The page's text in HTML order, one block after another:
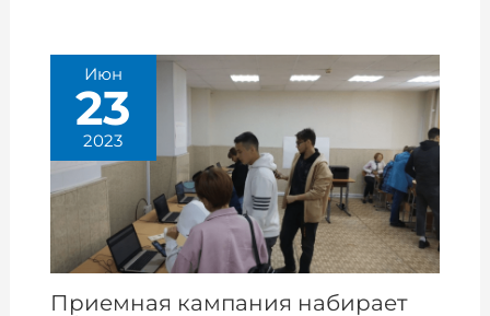
Июн
23
2023
Приемная кампания набирает